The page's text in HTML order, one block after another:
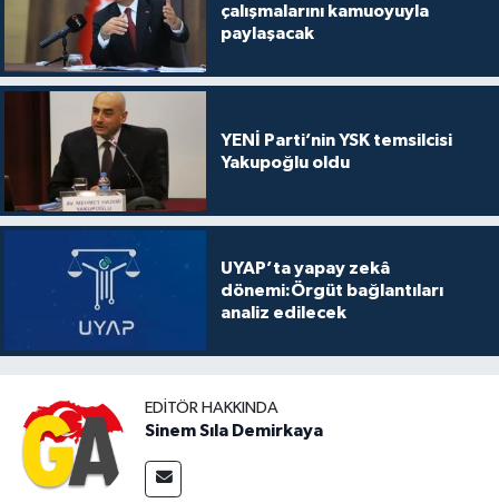
çalışmalarını kamuoyuyla
paylaşacak
YENİ Parti’nin YSK temsilcisi
Yakupoğlu oldu
UYAP’ta yapay zekâ
dönemi:Örgüt bağlantıları
analiz edilecek
EDITÖR HAKKINDA
Sinem Sıla Demirkaya